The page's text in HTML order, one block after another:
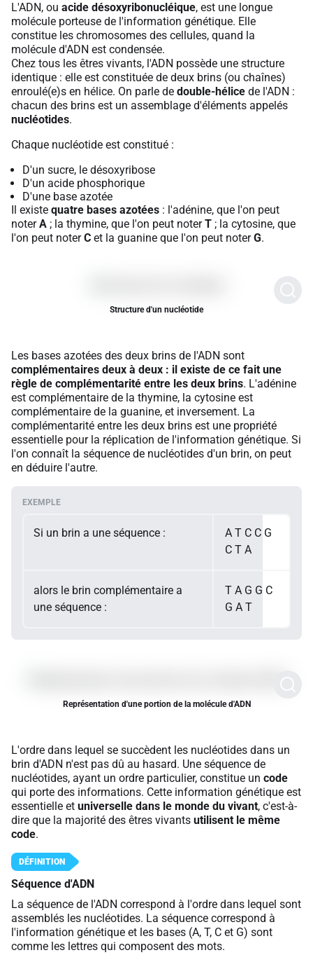
L'ADN, ou acide désoxyribonucléique, est une longue
molécule porteuse de l'information génétique. Elle
constitue les chromosomes des cellules, quand la
molécule d'ADN est condensée.
Chez tous les êtres vivants, l'ADN possède une structure
identique : elle est constituée de deux brins (ou chaînes)
enroulé(e)s en hélice. On parle de double-hélice de l'ADN :
chacun des brins est un assemblage d'éléments appelés
nucléotides.
Chaque nucléotide est constitué :
D'un sucre, le désoxyribose
D'un acide phosphorique
D'une base azotée
Il existe quatre bases azotées : l'adénine, que l'on peut
noterA ; la thymine, que l'on peut noterT ; la cytosine, que
l'on peut noterC et la guanine que l'on peut noterG.
Structure d'un nucléotide
Les bases azotées des deux brins de l'ADN sont
complémentaires deux à deux : il existe de ce fait une
règle de complémentarité entre les deux brins. L'adénine
est complémentaire de la thymine, la cytosine est
complémentaire de la guanine, et inversement. La
complémentarité entre les deux brins est une propriété
essentielle pour la réplication de l'information génétique. Si
l'on connaît la séquence de nucléotides d'un brin, on peut
en déduire l'autre.
Si un brin a une séquence :
A T C C G
C T A
alors le brin complémentaire a
une séquence :
T A G G C
G A T
Représentation d'une portion de la molécule d'ADN
L'ordre dans lequel se succèdent les nucléotides dans un
brin d'ADN n'est pas dû au hasard. Une séquence de
nucléotides, ayant un ordre particulier, constitue un code
qui porte des informations. Cette information génétique est
essentielle et universelle dans le monde du vivant, c'est-à-
dire que la majorité des êtres vivants utilisent le même
code.
Séquence d'ADN
La séquence de l'ADN correspond à l'ordre dans lequel sont
assemblés les nucléotides. La séquence correspond à
l'information génétique et les bases (A, T, C et G) sont
comme les lettres qui composent des mots.